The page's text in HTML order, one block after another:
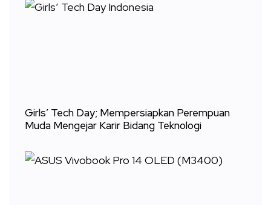
Girls’ Tech Day; Mempersiapkan Perempuan
Muda Mengejar Karir Bidang Teknologi